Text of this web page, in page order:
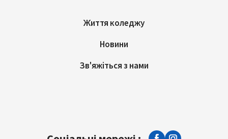
Життя коледжу
Новини
Зв'яжіться з нами